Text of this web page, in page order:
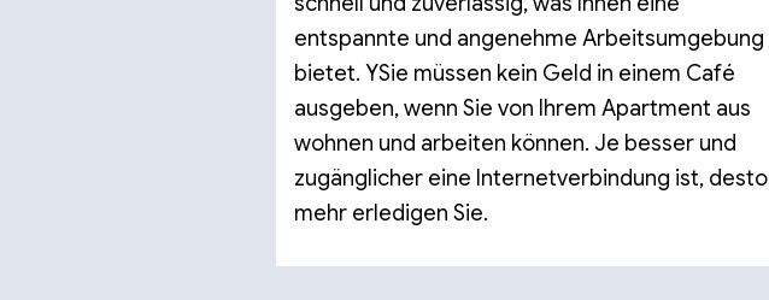
entspannte und angenehme Arbeitsumgebung
bietet. YSie müssen kein Geld in einem Café
ausgeben, wenn Sie von Ihrem Apartment aus
wohnen und arbeiten können. Je besser und
zugänglicher eine Internetverbindung ist, desto
mehr erledigen Sie.